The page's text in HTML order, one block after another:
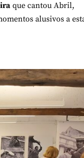
que cantou Abril,
alusivos a